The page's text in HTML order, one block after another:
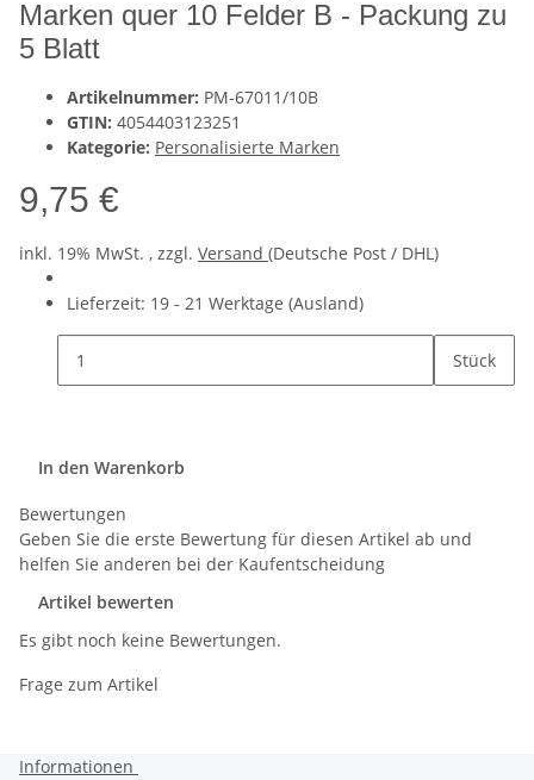
Marken quer 10 Felder B - Packung zu
5 Blatt
Artikelnummer: PM-67011/10B
GTIN: 4054403123251
Kategorie: Personalisierte Marken
9,75 €
inkl. 19% MwSt. , zzgl. Versand (Deutsche Post / DHL)
Lieferzeit: 19 - 21 Werktage (Ausland)
Stück
In den Warenkorb
Bewertungen
Geben Sie die erste Bewertung für diesen Artikel ab und
helfen Sie anderen bei der Kaufentscheidung
Artikel bewerten
Es gibt noch keine Bewertungen.
Frage zum Artikel
Informationen